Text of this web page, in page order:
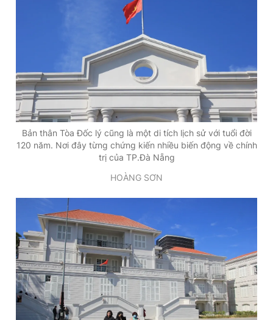
Bản thân Tòa Đốc lý cũng là một di tích lịch sử với tuổi đời
120 năm. Nơi đây từng chứng kiến nhiều biến động về chính
trị của TP.Đà Nẵng
HOÀNG SƠN